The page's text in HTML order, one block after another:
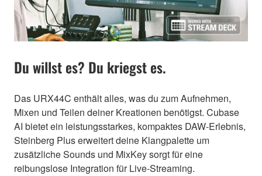
Du willst es? Du kriegst es.
Das URX44C enthält alles, was du zum Aufnehmen,
Mixen und Teilen deiner Kreationen benötigst. Cubase
AI bietet ein leistungsstarkes, kompaktes DAW-Erlebnis,
Steinberg Plus erweitert deine Klangpalette um
zusätzliche Sounds und MixKey sorgt für eine
reibungslose Integration für Live-Streaming.